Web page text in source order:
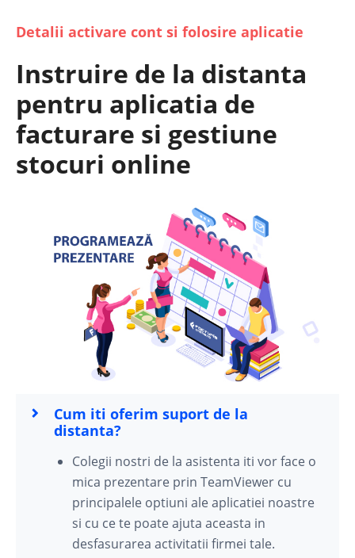
Detalii activare cont si folosire aplicatie
Instruire de la distanta
pentru aplicatia de
facturare si gestiune
stocuri online
Cum iti oferim suport de la
distanta?
Colegii nostri de la asistenta iti vor face o
mica prezentare prin TeamViewer cu
principalele optiuni ale aplicatiei noastre
si cu ce te poate ajuta aceasta in
desfasurarea activitatii firmei tale.